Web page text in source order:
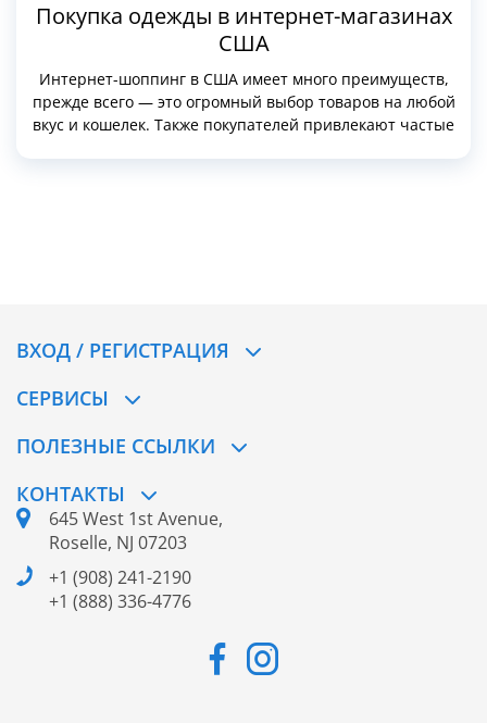
Покупка одежды в интернет-магазинах
США
Интернет-шоппинг в США имеет много преимуществ,
прежде всего — это огромный выбор товаров на любой
вкус и кошелек. Также покупателей привлекают частые
ВХОД / РЕГИСТРАЦИЯ
СЕРВИСЫ
ПОЛЕЗНЫЕ ССЫЛКИ
КОНТАКТЫ
645 West 1st Avenue,
Roselle, NJ 07203
+1 (908) 241-2190
+1 (888) 336-4776